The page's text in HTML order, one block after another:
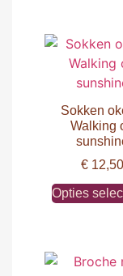
Sokken
Walking
€12,50
Opties